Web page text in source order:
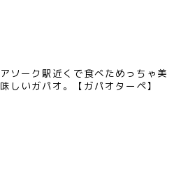
アソーク駅近くで食べためっちゃ美
味しいガパオ。【ガパオターペ】